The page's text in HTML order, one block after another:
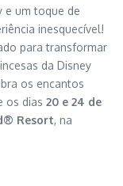
e um toque de
inesquecível!
para transformar
da Disney
os encantos
os dias 20 e 24 de
Resort, na